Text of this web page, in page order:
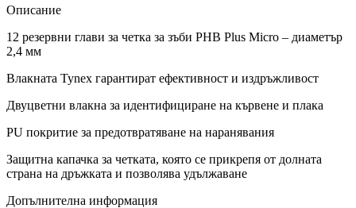
Описание
12 резервни глави за четка за зъби PHB Plus Micro – диаметър
2,4 мм
Влакната Tynex гарантират ефективност и издръжливост
Двуцветни влакна за идентифициране на кървене и плака
PU покритие за предотвратяване на наранявания
Защитна капачка за четката, която се прикрепя от долната
страна на дръжката и позволява удължаване
Допълнителна информация